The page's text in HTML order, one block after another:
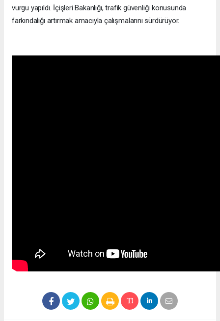
vurgu yapıldı. İçişleri Bakanlığı, trafik güvenliği konusunda
farkındalığı artırmak amacıyla çalışmalarını sürdürüyor.